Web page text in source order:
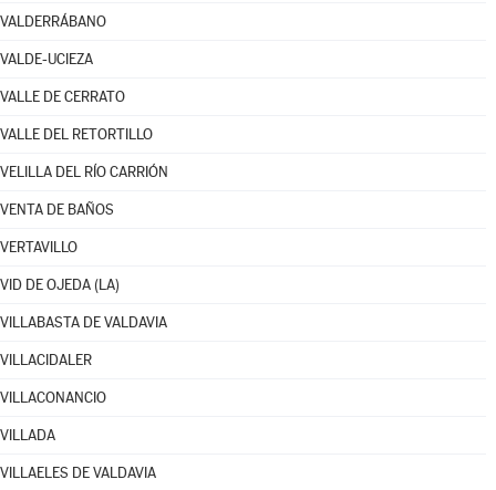
VALDERRÁBANO
VALDE-UCIEZA
VALLE DE CERRATO
VALLE DEL RETORTILLO
VELILLA DEL RÍO CARRIÓN
VENTA DE BAÑOS
VERTAVILLO
VID DE OJEDA (LA)
VILLABASTA DE VALDAVIA
VILLACIDALER
VILLACONANCIO
VILLADA
VILLAELES DE VALDAVIA